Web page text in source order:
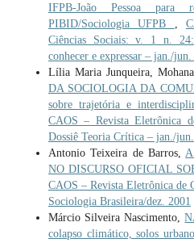
IFPB-João Pessoa para
PIBID/Sociologia UFPB ,
Ciências Sociais: v. 1 n.
conhecer e expressar – jan./
Lília Maria Junqueira,
DA SOCIOLOGIA DA
sobre trajetória e
CAOS – Revista Eletrônica
Dossiê Teoria Crítica – jan./
Antonio Teixeira de Barros,
NO DISCURSO OFICIAL
CAOS – Revista Eletrônica de
Sociologia Brasileira/dez. 2001
Márcio Silveira Nascimento,
colapso climático, solos